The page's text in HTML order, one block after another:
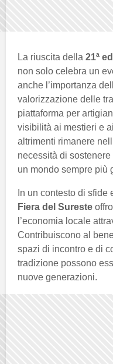
La riuscita della 21ª
non solo celebra un
anche l’importanza
valorizzazione delle
piattaforma per
visibilità ai mestieri e
altrimenti rimanere
necessità di
un mondo sempre più
In un contesto di
Fiera del Sureste
l’economia locale
Contribuiscono al
spazi di incontro e di
tradizione possono
nuove generazioni.